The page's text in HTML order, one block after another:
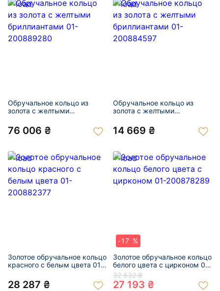
Обручальное кольцо из
золота с желтыми
200889280
76 006 ₴
Обручальное кольцо из
золота с желтыми
200884597
14 669 ₴
Золотое обручальное кольцо
красного с белым цвета 01-
28 287 ₴
-17 %
Золотое обручальное кольцо
белого цвета с цирконом 01-
200878289
32 632 ₴
27 193 ₴